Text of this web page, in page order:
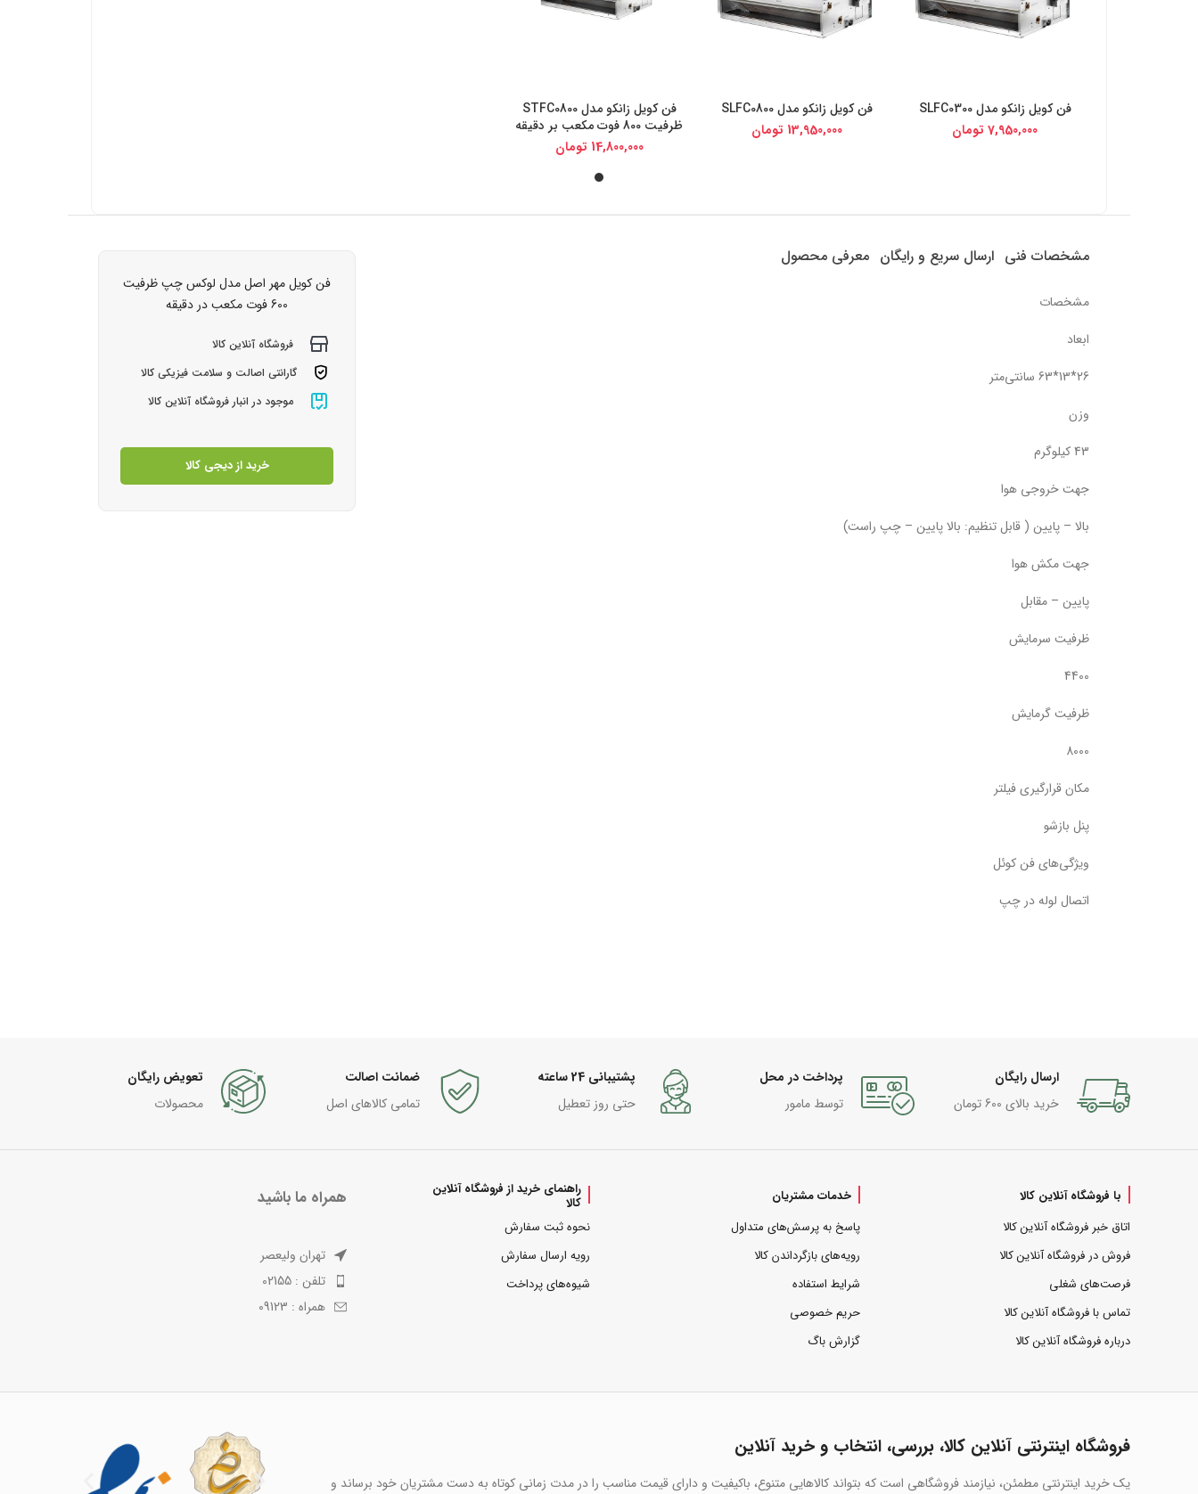
خرید از دیجی کالا
فن کویل زانکو مدل SLFC0300
7,950,000 تومان
خرید از دیجی کالا
فن کویل زانکو مدل SLFC0800
13,950,000 تومان
خرید از دیجی کالافن کویل زانکو مدل STFC0800
ظرفیت 800 فوت مکعب بر دقیقه
14,800,000 تومان
مشخصات فنی ارسال سریع و رایگان معرفی محصول
مشخصات
ابعاد
26*13*63 سانتی‌متر
وزن
43 کیلوگرم
جهت خروجی هوا
بالا – پایین ( قابل تنظیم: بالا پایین – چپ راست)
جهت مکش هوا
پایین – مقابل
ظرفیت سرمایش
4400
ظرفیت گرمایش
8000
مکان قرارگیری فیلتر
پنل بازشو
ویژگی‌های فن کوئل
اتصال لوله در چپ
فن کویل مهر اصل مدل لوکس چپ ظرفیت
600 فوت مکعب در دقیقه
فروشگاه آنلاین کالا
گارانتی اصالت و سلامت فیزیکی کالا
موجود در انبار فروشگاه آنلاین کالا
خرید از دیجی کالا
ارسال رایگان
خرید بالای 600 تومان
پرداخت در محل
توسط مامور
پشتیبانی 24 ساعته
حتی روز تعطیل
ضمانت اصالت
تمامی کالاهای اصل
تعویض رایگان
محصولات
با فروشگاه آنلاین کالا
اتاق خبر فروشگاه آنلاین کالا
فروش در فروشگاه آنلاین کالا
فرصت‌های شغلی
تماس با فروشگاه آنلاین کالا
درباره فروشگاه آنلاین کالا
خدمات مشتریان
پاسخ به پرسش‌های متداول
رویه‌های بازگرداندن کالا
شرایط استفاده
حریم خصوصی
گزارش باگ
راهنمای خرید از فروشگاه آنلاین
کالا
نحوه ثبت سفارش
رویه ارسال سفارش
شیوه‌های پرداخت
همراه ما باشید
تهران ولیعصر
تلفن : 02155
همراه : 09123
فروشگاه اینترنتی آنلاین کالا، بررسی، انتخاب و خرید آنلاین
یک خرید اینترنتی مطمئن، نیازمند فروشگاهی است که بتواند کالاهایی متنوع، باکیفیت و دارای قیمت مناسب را در مدت زمانی کوتاه به دست مشتریان خود برساند و